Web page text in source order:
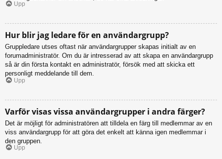
Upp
Hur blir jag ledare för en användargrupp?
Gruppledare utses oftast när användargrupper skapas initialt av en
forumadministratör. Om du är intresserad av att skapa en användargrupp
så är din första kontakt en administratör, försök med att skicka ett
personligt meddelande till dem.
Upp
Varför visas vissa användargrupper i andra färger?
Det är möjligt för administratören att tilldela en färg till medlemmar av en
viss användargrupp för att göra det enkelt att känna igen medlemmar i
den gruppen.
Upp